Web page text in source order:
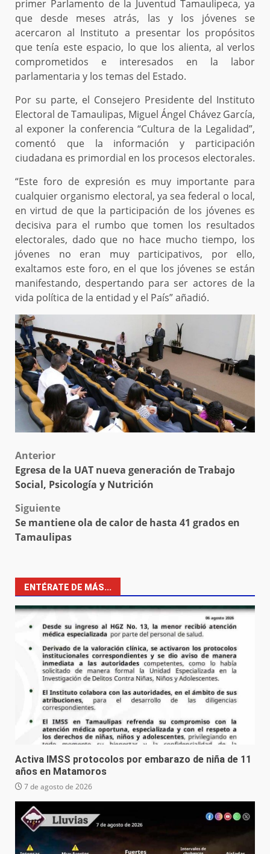
primer Parlamento de la Juventud Tamaulipeca, ya
que desde meses atrás, las y los jóvenes se
acercaron al Instituto a presentar los propósitos
que tenía este espacio, lo que los alienta, al verlos
comprometidos e interesados en la labor
parlamentaria y los temas del Estado.
Por su parte, el Consejero Presidente del Instituto
Electoral de Tamaulipas, Miguel Ángel Chávez García,
al exponer la conferencia “Cultura de la Legalidad”,
comentó que la información y participación
ciudadana es primordial en los procesos electorales.
“Este foro de expresión es muy importante para
cualquier organismo electoral, ya sea federal o local,
en virtud de que la participación de los jóvenes es
decisiva para el rumbo que tomen los resultados
electorales, dado que no hace mucho tiempo, los
jóvenes no eran muy participativos, por ello,
exaltamos este foro, en el que los jóvenes se están
manifestando, despertando para ser actores de la
vida política de la entidad y el País” añadió.
Post
navigation
Anterior
Egresa de la UAT nueva generación de Trabajo
Social, Psicología y Nutrición
Siguiente
Se mantiene ola de calor de hasta 41 grados en
Tamaulipas
ENTÉRATE DE MÁS...
Activa IMSS protocolos por embarazo de niña de 11
años en Matamoros
7 de agosto de 2026